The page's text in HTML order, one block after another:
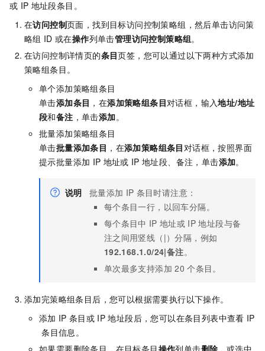
或 IP 地址段条目。
在访问控制页面，找到目标访问控制策略组，然后单击访问策
略组 ID 或在操作列单击管理访问控制策略组。
在访问控制详情页的条目页签，您可以通过以下两种方式添加
策略组条目。
单个添加策略组条目
单击添加条目 ，在添加策略组条目对话框，输入地址/地址
段和备注 ，单击添加 。
批量添加策略组条目
单击批量添加条目 ，在添加策略组条目 对话框，按照界面
提示批量添加 IP 地址或 IP 地址段、备注，单击添加。
说明 批量添加 IP 条目时请注意：
每个条目一行，以回车分隔。
每个条目中 IP 地址或 IP 地址段与备
注之间用竖线（|）分隔，例如
192.168.1.0/24|备注。
单次最多支持添加 20 个条目。
添加完策略组条目后，您可以根据需要执行以下操作。
添加 IP 条目或 IP 地址段后，您可以在条目列表中查看 IP
条目信息。
如果需要删除条目，在目标条目操作列单击删除 ，或选中